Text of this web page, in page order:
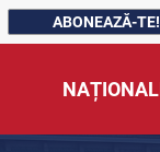
ABONEAZĂ-TE!